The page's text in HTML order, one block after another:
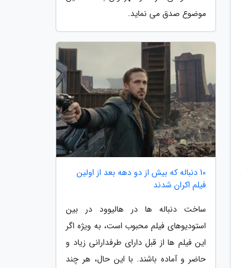
موضوع صدق می نماید.
10 دنباله که بیش از دو دهه بعد از اولین
فیلم اکران شدند
ساخت دنباله ها در هالیوود در بین
استودیوهای فیلم محبوب است، به ویژه اگر
این فیلم ها از قبل دارای طرفدارانی زیاد و
حاضر و آماده باشند. با این حال، هر چند